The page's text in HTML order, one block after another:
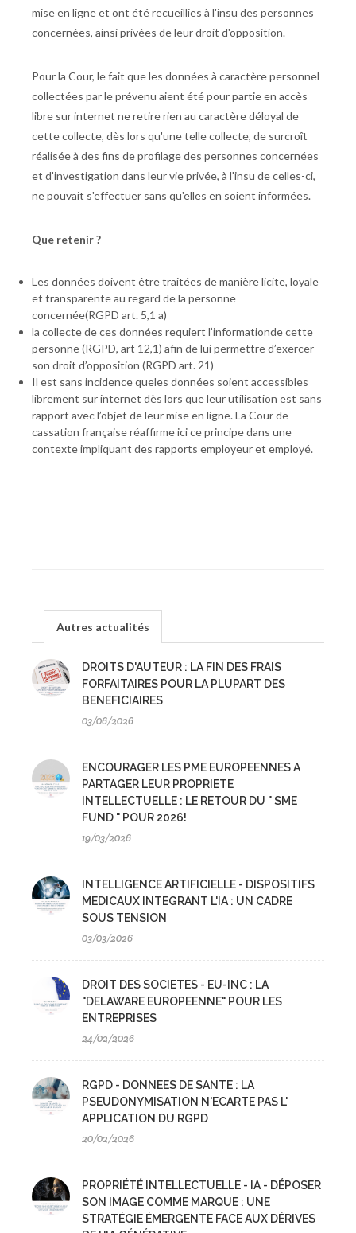
mise en ligne et ont été recueillies à l'insu des personnes
concernées, ainsi privées de leur droit d'opposition.
Pour la Cour, le fait que les données à caractère personnel
collectées par le prévenu aient été pour partie en accès
libre sur internet ne retire rien au caractère déloyal de
cette collecte, dès lors qu'une telle collecte, de surcroît
réalisée à des fins de profilage des personnes concernées
et d'investigation dans leur vie privée, à l'insu de celles-ci,
ne pouvait s'effectuer sans qu'elles en soient informées.
Que retenir ?
Les données doivent être traitées de manière licite, loyale
et transparente au regard de la personne
concernée(RGPD art. 5,1 a)
la collecte de ces données requiert l’informationde cette
personne (RGPD, art 12,1) afin de lui permettre d’exercer
son droit d’opposition (RGPD art. 21)
Il est sans incidence queles données soient accessibles
librement sur internet dès lors que leur utilisation est sans
rapport avec l’objet de leur mise en ligne. La Cour de
cassation française réaffirme ici ce principe dans une
contexte impliquant des rapports employeur et employé.
Autres actualités
DROITS D'AUTEUR : LA FIN DES FRAIS
FORFAITAIRES POUR LA PLUPART DES
BENEFICIAIRES
03/06/2026
ENCOURAGER LES PME EUROPEENNES A
PARTAGER LEUR PROPRIETE
INTELLECTUELLE : LE RETOUR DU " SME
FUND " POUR 2026!
19/03/2026
INTELLIGENCE ARTIFICIELLE - DISPOSITIFS
MEDICAUX INTEGRANT L'IA : UN CADRE
SOUS TENSION
03/03/2026
DROIT DES SOCIETES - EU-INC : LA
"DELAWARE EUROPEENNE" POUR LES
ENTREPRISES
24/02/2026
RGPD - DONNEES DE SANTE : LA
PSEUDONYMISATION N'ECARTE PAS L'
APPLICATION DU RGPD
20/02/2026
PROPRIÉTÉ INTELLECTUELLE - IA - DÉPOSER
SON IMAGE COMME MARQUE : UNE
STRATÉGIE ÉMERGENTE FACE AUX DÉRIVES